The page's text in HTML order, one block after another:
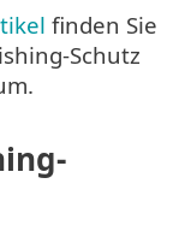
finden Sie
Schutz